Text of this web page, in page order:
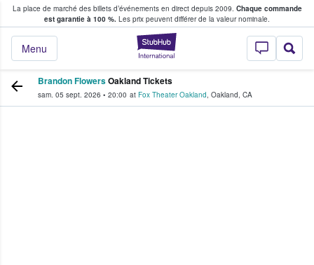
La place de marché des billets d’événements en direct depuis 2009. Chaque commande
est garantie à 100 %. Les prix peuvent différer de la valeur nominale.
StubHub - Où
Menu
fans achètent et vendent des billets
Brandon FlowersOakland Tickets
sam. 05 sept. 2026 • 20:00 at Fox Theater Oakland, Oakland, CA